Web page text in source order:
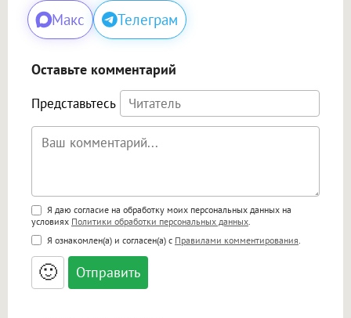
Макс Телеграм
Оставьте комментарий
Представьтесь
Поддержка HTML
<b>, <strong>, <u>, <i>, <em>, <s>, <big>,
<small>, <sup>, <sub>, <pre>, <ul>, <ol>, <li>,
<blockquote>, <code> экранирует HTML,
адреса URL автоматически становятся
ссылками, и [img]адрес[/img] будет
Я даю согласие на обработку моих персональных данных на
условиях Политики обработки персональных данных
Я ознакомлен(а) и согласен(а) с Правилами комментирования
🙂